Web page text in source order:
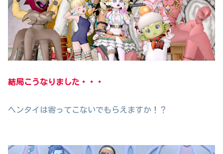
結局こうなりました・・・
ヘンタイは寄ってこないでもらえますか！？